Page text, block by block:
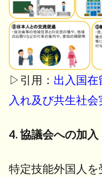
▷引用： 出入国在
入れ及び共生社
4. 協議会への加入
特定技能外国人